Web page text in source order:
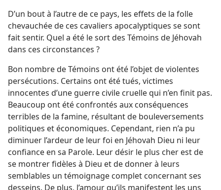
D’un bout à l’autre de ce pays, les effets de la folle
chevauchée de ces cavaliers apocalyptiques se sont
fait sentir. Quel a été le sort des Témoins de Jéhovah
dans ces circonstances ?
Bon nombre de Témoins ont été l’objet de violentes
persécutions. Certains ont été tués, victimes
innocentes d’une guerre civile cruelle qui n’en finit pas.
Beaucoup ont été confrontés aux conséquences
terribles de la famine, résultant de bouleversements
politiques et économiques. Cependant, rien n’a pu
diminuer l’ardeur de leur foi en Jéhovah Dieu ni leur
confiance en sa Parole. Leur désir le plus cher est de
se montrer fidèles à Dieu et de donner à leurs
semblables un témoignage complet concernant ses
desseins. De plus, l’amour qu’ils manifestent les uns